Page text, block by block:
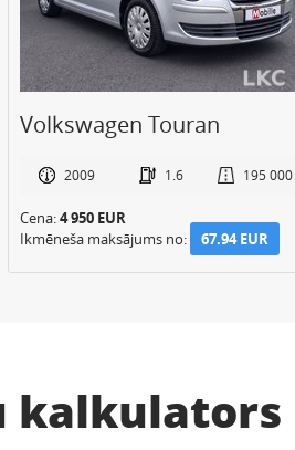
Volkswagen Touran
2009 1.6 195 000
Cena:4 950 EUR
Ikmēneša maksājums no:
67.94 EUR
kalkulators